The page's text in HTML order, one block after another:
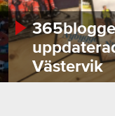
Västervik